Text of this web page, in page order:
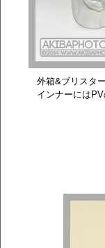
外箱&ブリスタ
インナーには